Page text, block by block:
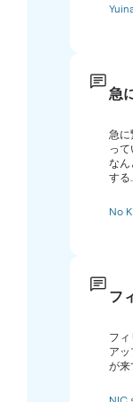
急
急に
っ
なん
する
No K
フ
フィ
アッ
が来